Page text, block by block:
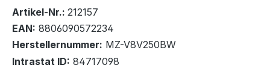
Bestand:0x
Nicht Lagernd
Artikel-Nr.: 212157
EAN: 8806090572234
Herstellernummer: MZ-V8V250BW
Intrastat ID: 84717098